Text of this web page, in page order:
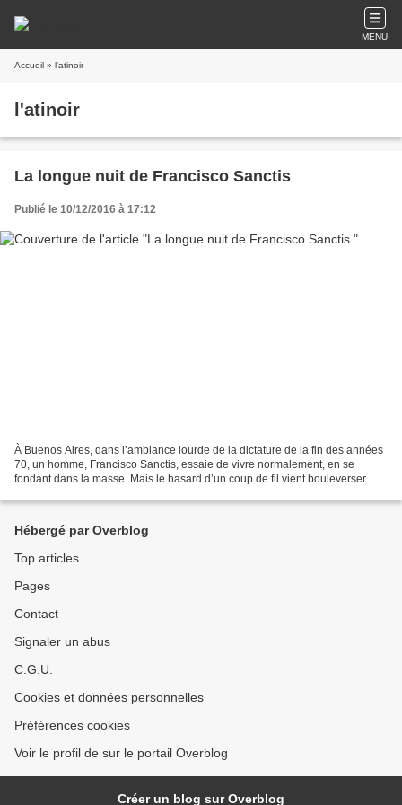
MENU
Accueil » l'atinoir
l'atinoir
La longue nuit de Francisco Sanctis
Publié le 10/12/2016 à 17:12
À Buenos Aires, dans l’ambiance lourde de la dictature de la fin des années
70, un homme, Francisco Sanctis, essaie de vivre normalement, en se
fondant dans la masse. Mais le hasard d’un coup de fil vient bouleverser
Hébergé par Overblog
Top articles
Pages
Contact
Signaler un abus
C.G.U.
Cookies et données personnelles
Préférences cookies
Voir le profil de sur le portail Overblog
Créer un blog sur Overblog